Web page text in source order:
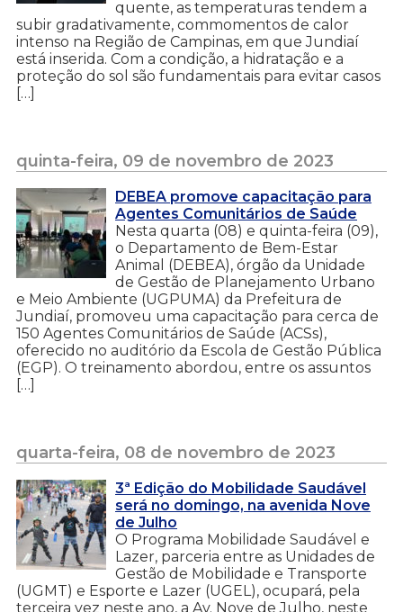
quente, as temperaturas tendem a
subir gradativamente, commomentos de calor
intenso na Região de Campinas, em que Jundiaí
está inserida. Com a condição, a hidratação e a
proteção do sol são fundamentais para evitar casos
[…]
quinta-feira, 09 de novembro de 2023
DEBEA promove capacitação para
Agentes Comunitários de Saúde
Nesta quarta (08) e quinta-feira (09),
o Departamento de Bem-Estar
Animal (DEBEA), órgão da Unidade
de Gestão de Planejamento Urbano
e Meio Ambiente (UGPUMA) da Prefeitura de
Jundiaí, promoveu uma capacitação para cerca de
150 Agentes Comunitários de Saúde (ACSs),
oferecido no auditório da Escola de Gestão Pública
(EGP). O treinamento abordou, entre os assuntos
[…]
quarta-feira, 08 de novembro de 2023
3ª Edição do Mobilidade Saudável
será no domingo, na avenida Nove
de Julho
O Programa Mobilidade Saudável e
Lazer, parceria entre as Unidades de
Gestão de Mobilidade e Transporte
(UGMT) e Esporte e Lazer (UGEL), ocupará, pela
terceira vez neste ano, a Av. Nove de Julho, neste